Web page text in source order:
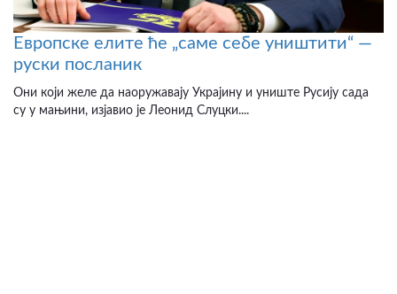
Европске елите ће „саме себе уништити“ —
руски посланик
Они који желе да наоружавају Украјину и униште Русију сада
су у мањини, изјавио је Леонид Слуцки....